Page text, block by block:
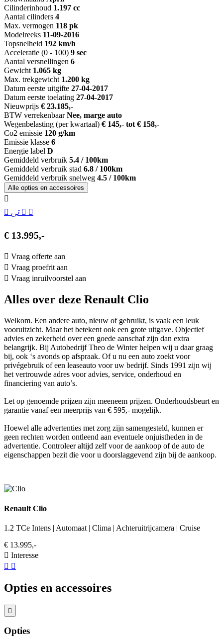
Cilinderinhoud 1.197 cc
Aantal cilinders 4
Max. vermogen 118 pk
Modelreeks 11-09-2016
Topsnelheid 192 km/h
Acceleratie (0 - 100) 9 sec
Aantal versnellingen 6
Gewicht 1.065 kg
Max. trekgewicht 1.200 kg
Datum eerste uitgifte 27-04-2017
Datum eerste toelating 27-04-2017
Nieuwprijs € 23.185,-
BTW verrekenbaar Nee, marge auto
Wegenbelasting (per kwartaal) € 145,- tot € 158,-
Co2 emissie 120 g/km
Emissie klasse 6
Energie label D
Gemiddeld verbruik 5.4 / 100km
Gemiddeld verbruik stad 6.8 / 100km
Gemiddeld verbruik snelweg 4.5 / 100km
Alle opties en accessoires
€ 13.995,-
Vraag offerte aan
Vraag proefrit aan
Vraag inruilvoorstel aan
Alles over deze Renault Clio
Welkom. Een andere auto, nieuw of gebruikt, is vaak een leuk
vooruitzicht. Maar het betekent ook een grote uitgave. Objectief
advies en zekerheid over een goede aanschaf zijn dan extra
belangrijk. Bij Autobedrijf Theo de Winter helpen wij u daar graag
bij, ook ‘s avonds op afspraak. Of u nu een auto zoekt voor
privégebruik of een leaseauto voor uw bedrijf. Sinds 1991 zijn wij
het vertrouwde adres voor advies, service, onderhoud en
financiering van auto’s.
Let op genoemde prijzen zijn meeneem prijzen. Onderhoudsbeurt en
garantie vanaf een meerprijs van € 595,- mogelijk.
Hoewel alle advertenties met zorg zijn samengesteld, kunnen er
geen rechten worden ontleend aan eventuele onjuistheden in de
advertentie. Controleer altijd zelf voor de aankoop of de auto de
eigenschappen bezit die voor u doorslaggevend zijn bij de aankoop.
Renault Clio
1.2 TCe Intens | Automaat | Clima | Achteruitrijcamera | Cruise
€ 13.995,-
Interesse
Opties en accessoires
Opties